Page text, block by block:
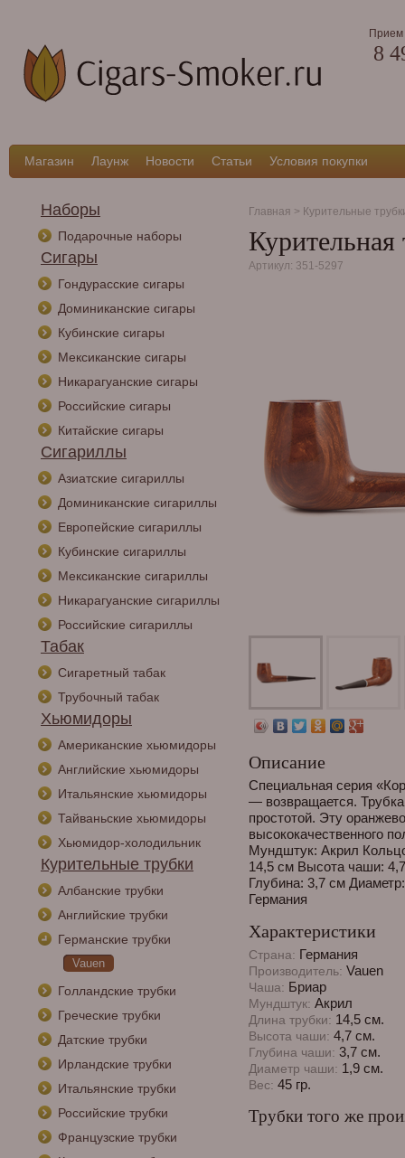
Прием
8
Магазин Лаунж Новости Статьи Условия покупки
Наборы
Подарочные наборы
Сигары
Гондурасские сигары
Доминиканские сигары
Кубинские сигары
Мексиканские сигары
Никарагуанские сигары
Российские сигары
Китайские сигары
Сигариллы
Азиатские сигариллы
Доминиканские сигариллы
Европейские сигариллы
Кубинские сигариллы
Мексиканские сигариллы
Никарагуанские сигариллы
Российские сигариллы
Табак
Сигаретный табак
Трубочный табак
Хьюмидоры
Американские хьюмидоры
Английские хьюмидоры
Итальянские хьюмидоры
Тайваньские хьюмидоры
Хьюмидор-холодильник
Курительные трубки
Албанские трубки
Английские трубки
Германские трубки
Vauen
Голландские трубки
Греческие трубки
Датские трубки
Ирландские трубки
Итальянские трубки
Российские трубки
Французские трубки
Главная > Курительные
Артикул: 351-5297
Описание
Специальная серия
— возвращается.
простотой. Эту
высококачественного
Мундштук: Акрил
14,5 см Высота чаши:
Глубина: 3,7 см
Германия
Характеристики
Страна: Германия
Производитель: Vauen
Чаша: Бриар
Мундштук: Акрил
Длина трубки: 14,5 см.
Высота чаши: 4,7 см.
Глубина чаши: 3,7 см.
Диаметр чаши: 1,9 см.
Вес: 45 гр.
Трубки того же